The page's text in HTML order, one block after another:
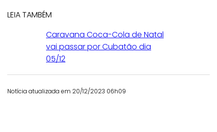
LEIA TAMBÉM
Caravana Coca-Cola de Natal
vai passar por Cubatão dia
05/12
Notícia atualizada em 20/12/2023 06h09